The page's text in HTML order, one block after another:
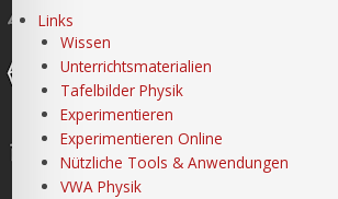
Links
Wissen
Unterrichtsmaterialien
Tafelbilder Physik
Experimentieren
Experimentieren Online
Nützliche Tools & Anwendungen
VWA Physik